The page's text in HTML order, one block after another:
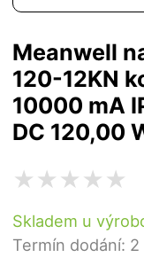
Meanwell
120-12KN
10000 mA
DC 120,00
Skladem u
Termín dodání: